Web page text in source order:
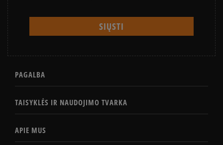
PAGALBA
TAISYKLĖS IR NAUDOJIMO TVARKA
APIE MUS